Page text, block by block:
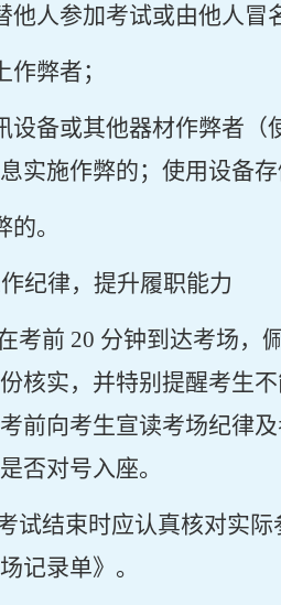
他人参加考试或由他人冒
作弊者；
设备或其他器材作弊者
实施作弊的；使用设备
。
作纪律，提升履职能力
考前 20 分钟到达考场，
核实，并特别提醒考生
前向考生宣读考场纪律
否对号入座。
试结束时应认真核对实
记录单》。